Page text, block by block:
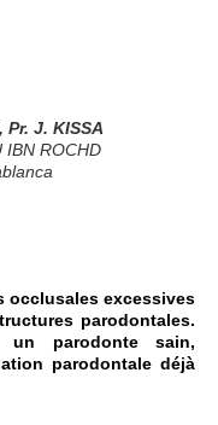
Pr. J. KISSA
IBN ROCHD
occlusales excessives
parodontales.
parodonte sain,
parodontale déjà